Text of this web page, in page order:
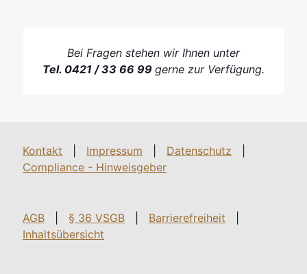
Bei Fragen stehen wir Ihnen unter
Tel. 0421 / 33 66 99 gerne zur Verfügung.
Kontakt Impressum Datenschutz
Compliance - Hinweisgeber
AGB § 36 VSGB Barrierefreiheit
Inhaltsübersicht